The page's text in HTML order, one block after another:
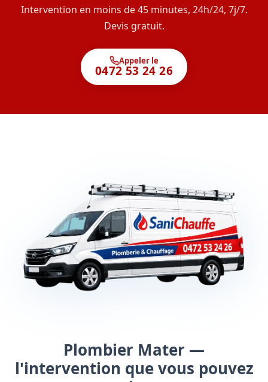
Intervention en moins de 45 minutes, 24h/24, 7j/7.
Devis gratuit.
Appeler le
0472 53 24 26
Plombier Mater —
l'intervention que vous pouvez